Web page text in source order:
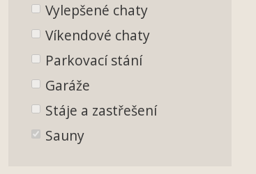
Vylepšené chaty
Víkendové chaty
Parkovací stání
Garáže
Stáje a zastřešení
Sauny